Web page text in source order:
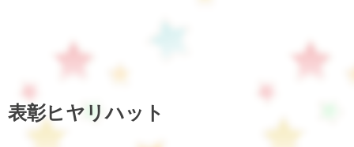
表彰ヒヤリハット